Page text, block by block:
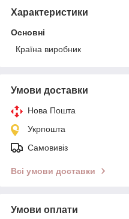
Характеристики
Основні
Країна виробник
Умови доставки
Нова Пошта
Укрпошта
Самовивіз
Всі умови доставки
Умови оплати